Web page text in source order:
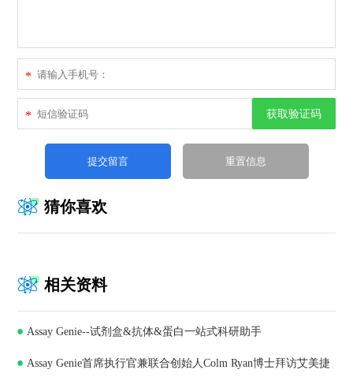
*
* 获取验证码
猜你喜欢
相关资料
Assay Genie--试剂盒&抗体&蛋白一站式科研助手
Assay Genie首席执行官兼联合创始人Colm Ryan博士拜访艾美捷